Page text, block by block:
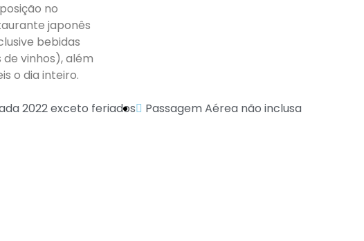
no
japonês
bebidas
vinhos), além
o dia inteiro.
2022 exceto feriados Passagem Aérea não inclusa